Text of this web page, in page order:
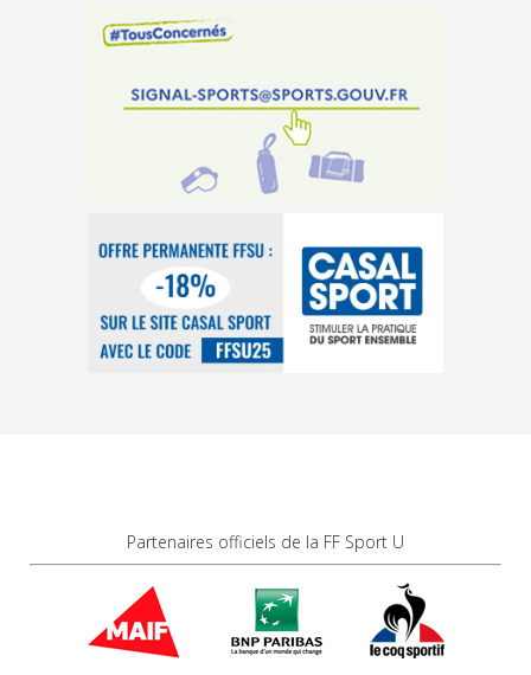
Partenaires officiels de la FF Sport U